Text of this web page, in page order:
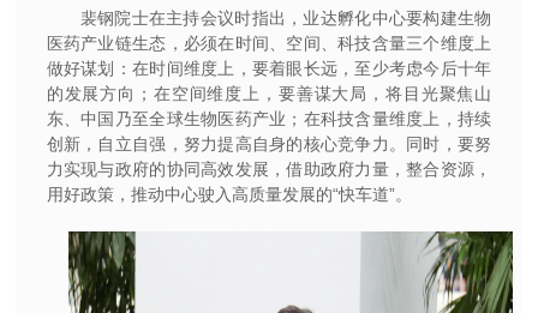
裴钢院士在主持会议时指出，业达孵化中心要构建生物
医药产业链生态，必须在时间、空间、科技含量三个维度上
做好谋划：在时间维度上，要着眼长远，至少考虑今后十年
的发展方向；在空间维度上，要善谋大局，将目光聚焦山
东、中国乃至全球生物医药产业；在科技含量维度上，持续
创新，自立自强，努力提高自身的核心竞争力。同时，要努
力实现与政府的协同高效发展，借助政府力量，整合资源，
用好政策，推动中心驶入高质量发展的“快车道”。